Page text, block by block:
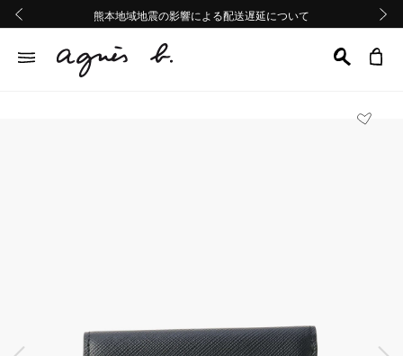
熊本地域地震の影響による配送遅延について
Summer Sale 2buy10%OFF!!
熊本地域地震の影響による配送遅延について
Summer Sale 2buy10%OFF!!
前の画像